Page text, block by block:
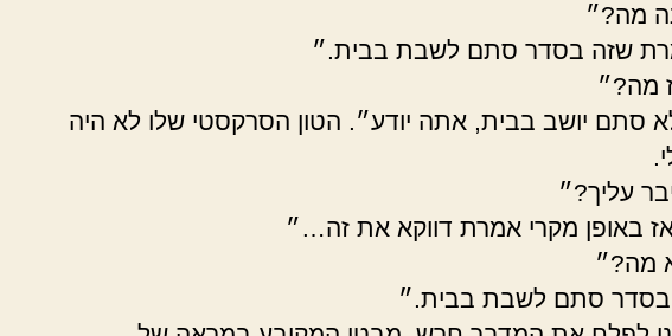
מה?״
שזה בסדר סתם לשבת בבית.״
מה?״
סתם יושב בבית, אתה יודע״. הטון הסרקסטי שלו לא היה
עליך?״
באופן מקרי אמרת דווקא את זה…״
מה?״
בסדר סתם לשבת בבית.״